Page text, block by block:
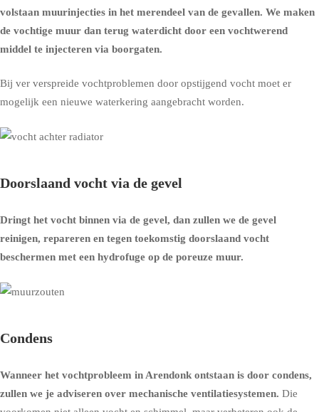
volstaan muurinjecties in het merendeel van de gevallen. We maken
de vochtige muur dan terug waterdicht door een vochtwerend
middel te injecteren via boorgaten.
Bij ver verspreide vochtproblemen door opstijgend vocht moet er
mogelijk een nieuwe waterkering aangebracht worden.
Doorslaand vocht via de gevel
Dringt het vocht binnen via de gevel, dan zullen we de gevel
reinigen, repareren en tegen toekomstig doorslaand vocht
beschermen met een hydrofuge op de poreuze muur.
Condens
Wanneer het vochtprobleem in Arendonk ontstaan is door condens,
zullen we je adviseren over mechanische ventilatiesystemen. Die